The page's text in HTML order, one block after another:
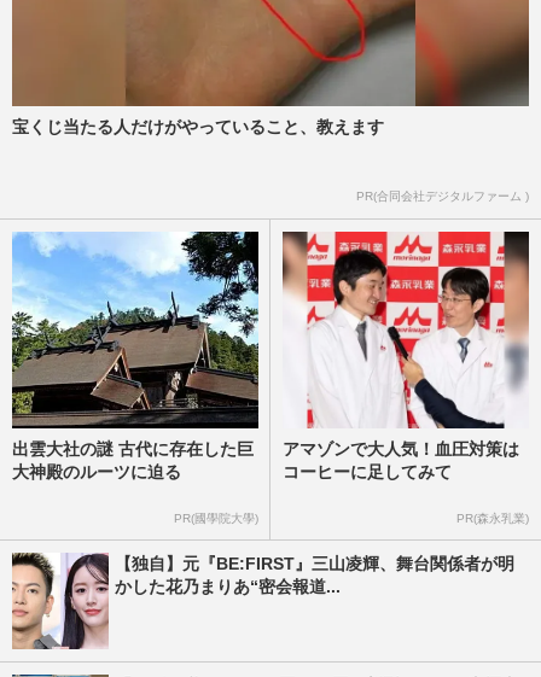
宝くじ当たる人だけがやっていること、教えます
PR(合同会社デジタルファーム )
出雲大社の謎 古代に存在した巨
大神殿のルーツに迫る
PR(國學院大學)
アマゾンで大人気！血圧対策は
コーヒーに足してみて
PR(森永乳業)
【独自】元『BE:FIRST』三山凌輝、舞台関係者が明
かした花乃まりあ“密会報道...